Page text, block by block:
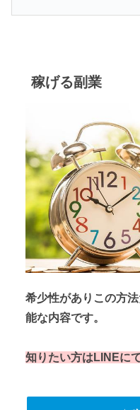
稼げる副業
希少性がありこの方
能な内容です。
知りたい方はLINEに